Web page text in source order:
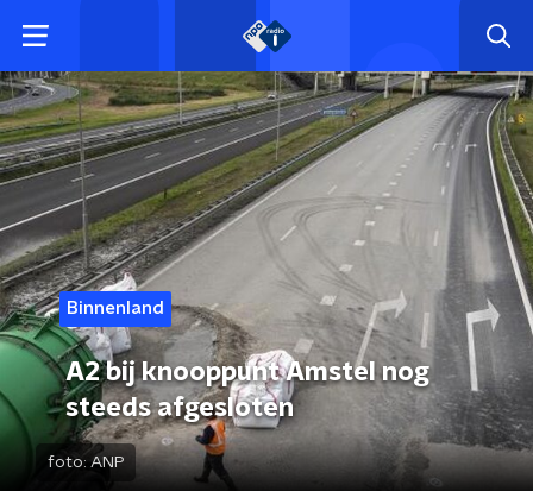
Binnenland
A2 bij knooppunt Amstel nog
steeds afgesloten
foto: ANP